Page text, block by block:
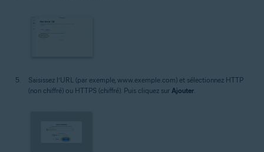
Saisissez l’URL (par exemple, www.exemple.com) et sélectionnez HTTP
(non chiffré) ou HTTPS (chiffré). Puis cliquez sur Ajouter.